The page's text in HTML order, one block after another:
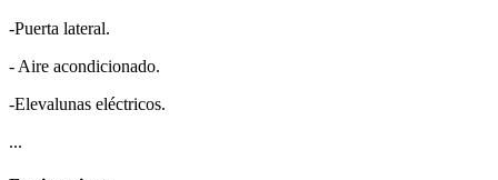
-Puerta lateral.
- Aire acondicionado.
-Elevalunas eléctricos.
...